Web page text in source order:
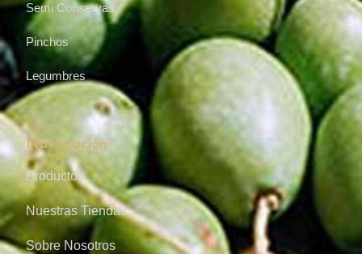
Semi Conservas
Pinchos
Legumbres
Navegación
Productos
Nuestras Tiendas
Sobre Nosotros